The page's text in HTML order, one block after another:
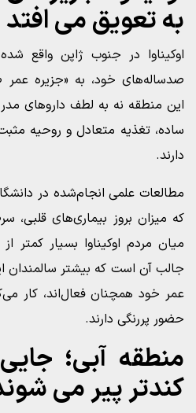
به تعویق می‌ افتد
اوکیناوا در جنوب ژاپن واقع
صدساله‌های خود، به «جزیره
این منطقه نه به لطف داروهای
ساده، تغذیه متعادل و روحیه
دارند.
مطالعات علمی انجام‌شده در
که میزان بروز بیماری‌های قلبی،
میان مردم اوکیناوا بسیار کمتر
جالب آن است که بیشتر سالمندان
عمر خود همچنان فعال‌اند، کار
حضور پررنگی دارند.
منطقه آبی؛
کندتر پیر می‌